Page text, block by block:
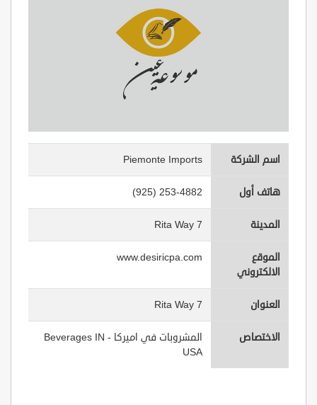
اسم الشركة Piemonte Imports
هاتف أول (925) 253-4882
المدينة 7 Rita Way
الموقع
الالكتروني
www.desiricpa.com
العنوان 7 Rita Way
الاختصاص
المشروبات في اميركا - Beverages IN
USA